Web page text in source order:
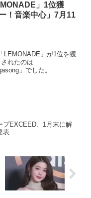
」1位獲
！音楽中心」7月11
LEMONADE」が1位を獲
れたのは
」でした。
プEXCEED、1月末に解
表